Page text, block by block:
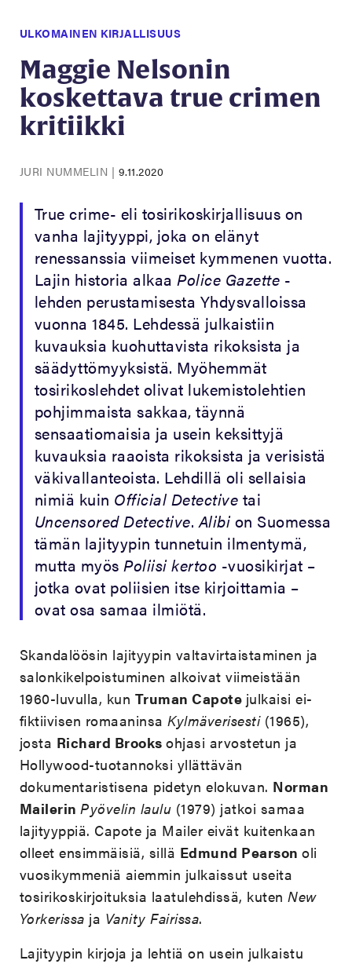
ULKOMAINEN KIRJALLISUUS
Maggie Nelsonin
koskettava true crimen
kritiikki
JURI NUMMELIN | 9.11.2020
True crime- eli tosirikoskirjallisuus on
vanha lajityyppi, joka on elänyt
renessanssia viimeiset kymmenen vuotta.
Lajin historia alkaaPolice Gazette -
lehden perustamisesta Yhdysvalloissa
vuonna 1845. Lehdessä julkaistiin
kuvauksia kuohuttavista rikoksista ja
säädyttömyyksistä. Myöhemmät
tosirikoslehdet olivat lukemistolehtien
pohjimmaista sakkaa, täynnä
sensaatiomaisia ja usein keksittyjä
kuvauksia raaoista rikoksista ja verisistä
väkivallanteoista. Lehdillä oli sellaisia
nimiä kuin Official Detective tai
Uncensored Detective.Alibion Suomessa
tämän lajityypin tunnetuin ilmentymä,
mutta myösPoliisi kertoo -vuosikirjat –
jotka ovat poliisien itse kirjoittamia –
ovat osa samaa ilmiötä.
Skandalöösin lajityypin valtavirtaistaminen ja
salonkikelpoistuminen alkoivat viimeistään
1960-luvulla, kun Truman Capote julkaisi ei-
fiktiivisen romaaninsaKylmäverisesti (1965),
josta Richard Brooksohjasi arvostetun ja
Hollywood-tuotannoksi yllättävän
dokumentaristisena pidetyn elokuvan. Norman
MailerinPyövelin laulu (1979) jatkoi samaa
lajityyppiä. Capote ja Mailer eivät kuitenkaan
olleet ensimmäisiä, sillä Edmund Pearsonoli
vuosikymmeniä aiemmin julkaissut useita
tosirikoskirjoituksia laatulehdissä, kutenNew
Yorkerissa ja Vanity Fairissa.
Lajityypin kirjoja ja lehtiä on usein julkaistu